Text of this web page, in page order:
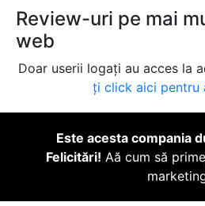
Review-uri pe mai
web
Doar userii logați au acces la
ți click aici pentru
Este acesta compania
Felicitări! Aă cum să